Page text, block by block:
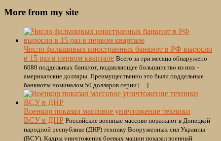
More from my site
Число фальшивых иностранных банкнот в РФ выросло
в 15 раз в первом квартале Всего за три месяца обнаружено
6080 поддельных банкнот, подавляющее большинство из них -
американские доллары. Преимущественно это были поддельные
банкноты номиналом 50 долларов серии […]
Военкор показал массовое уничтожение техники
ВСУ в ДНР Российские военные массово поражают в Донецкой
народной республике (ДНР) технику Вооруженных сил Украины
(ВСУ). Кадры уничтожения боевых машин показал военный